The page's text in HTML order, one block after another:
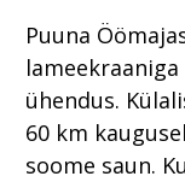
Puuna
ühendus.
60 km
soome saun.